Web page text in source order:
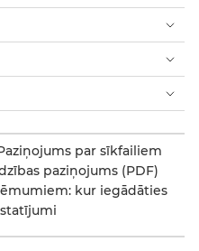
par sīkfailiem
paziņojums (PDF)
kur iegādāties